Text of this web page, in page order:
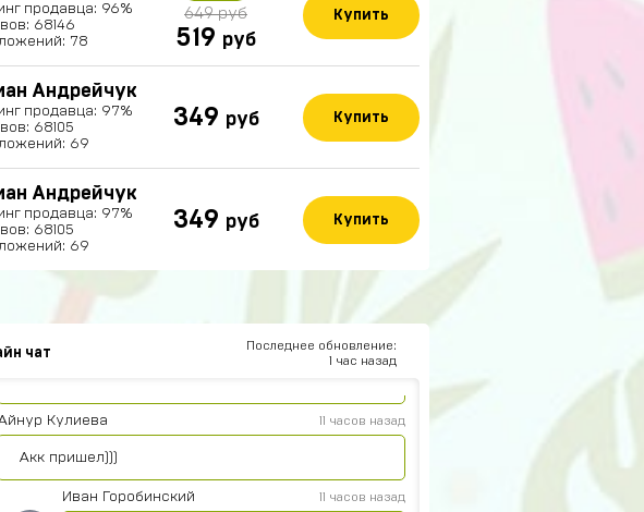
продавца: 96%
68146
78
649 руб
519 руб
Купить
Андрейчук
продавца: 97%
68105
69
349 руб Купить
Андрейчук
продавца: 97%
68105
69
349 руб Купить
чат
Последнее обновление:
1 час назад
Щербетова
Класс
Egopkabossuk Dscraft 13 часов назад
Ilya 13 часов назад
Кулиева 11 часов назад
Акк пришел)))
Иван Горобинский 11 часов назад